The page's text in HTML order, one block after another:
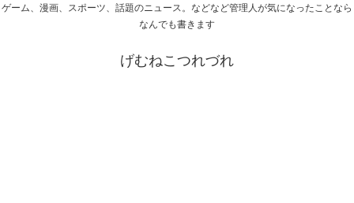
ゲーム、漫画、スポーツ、話題のニュース。などなど管理人が気になったことなら
なんでも書きます
げむねこつれづれ